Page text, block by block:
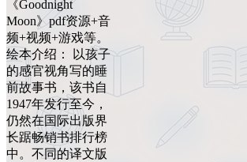
《Goodnight
Moon》pdf资源+音
频+视频+游戏等。
绘本介绍： 以孩子
的感官视角写的睡
前故事书，该书自
1947年发行至今，
仍然在国际出版界
长踞畅销书排行榜
中。不同的译文版